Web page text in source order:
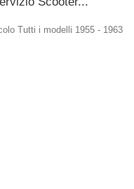
Tutti i modelli 1955 - 1963